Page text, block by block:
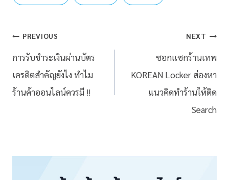
PREVIOUS
การรับชำระเงินผ่านบัตร
เครดิตสำคัญยังไง ทำไม
ร้านค้าออนไลน์ควรมี !!
NEXT
ซอกแซกร้านเทพ
KOREAN Locker ส่องหา
แนวคิดทำร้านให้ติด
Search